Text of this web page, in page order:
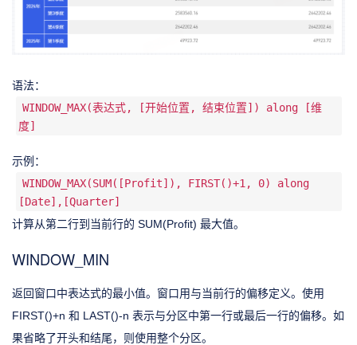
语法：
WINDOW_MAX(表达式, [开始位置, 结束位置]) along [维
度]
示例：
WINDOW_MAX(SUM([Profit]), FIRST()+1, 0) along
[Date],[Quarter]
计算从第二行到当前行的 SUM(Profit) 最大值。
WINDOW_MIN
返回窗口中表达式的最小值。窗口用与当前行的偏移定义。使用
FIRST()+n 和 LAST()-n 表示与分区中第一行或最后一行的偏移。如
果省略了开头和结尾，则使用整个分区。